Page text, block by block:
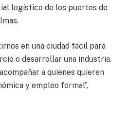
logístico de los puertos de
en una ciudad fácil para
o desarrollar una industria.
a quienes quieren
y empleo formal”,